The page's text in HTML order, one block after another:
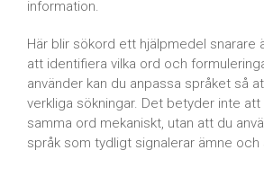
information.
Här blir sökord ett hjälpmedel snarare
att identifiera vilka ord och
använder kan du anpassa språket så
verkliga sökningar. Det betyder inte
samma ord mekaniskt, utan att du
språk som tydligt signalerar ämne och